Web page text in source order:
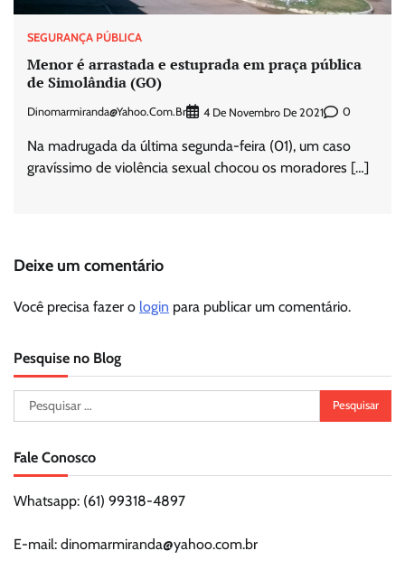
SEGURANÇA PÚBLICA
Menor é arrastada e estuprada em praça pública
de Simolândia (GO)
Dinomarmiranda@yahoo.com.br 4 De Novembro De 2021 0
Na madrugada da última segunda-feira (01), um caso
gravíssimo de violência sexual chocou os moradores […]
Deixe um comentário
Você precisa fazer o login para publicar um comentário.
Pesquise no Blog
Pesquisar
por:
Fale Conosco
Whatsapp: (61) 99318-4897
E-mail: dinomarmiranda@yahoo.com.br